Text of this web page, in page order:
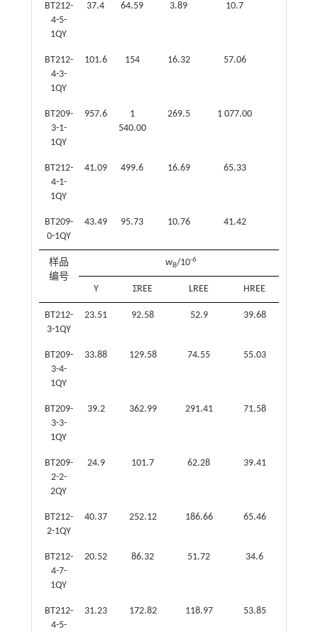
BT212-
4-5-
1QY
37.4 64.59 3.89 10.7
BT212-
4-3-
1QY
101.6 154 16.32 57.06
BT209-
3-1-
1QY
957.6
1
540.00
269.5 1 077.00
BT212-
4-1-
1QY
41.09 499.6 16.69 65.33
BT209-
0-1QY
43.49 95.73 10.76 41.42
样品
编号
wB/10-6
Y ΣREE LREE HREE
BT212-
3-1QY
23.51 92.58 52.9 39.68
BT209-
3-4-
1QY
33.88 129.58 74.55 55.03
BT209-
3-3-
1QY
39.2 362.99 291.41 71.58
BT209-
2-2-
2QY
24.9 101.7 62.28 39.41
BT212-
2-1QY
40.37 252.12 186.66 65.46
BT212-
4-7-
1QY
20.52 86.32 51.72 34.6
BT212-
4-5-
31.23 172.82 118.97 53.85